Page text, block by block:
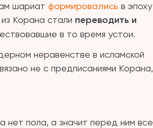
шариат формировались в эпоху
Корана стали переводить и
в то время устои.
неравенстве в исламской
не с предписаниями Корана,
нет пола, а значит перед ним все